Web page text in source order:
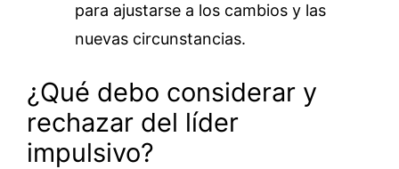
para ajustarse a los cambios y las
nuevas circunstancias.
¿Qué debo considerar y
rechazar del líder
impulsivo?